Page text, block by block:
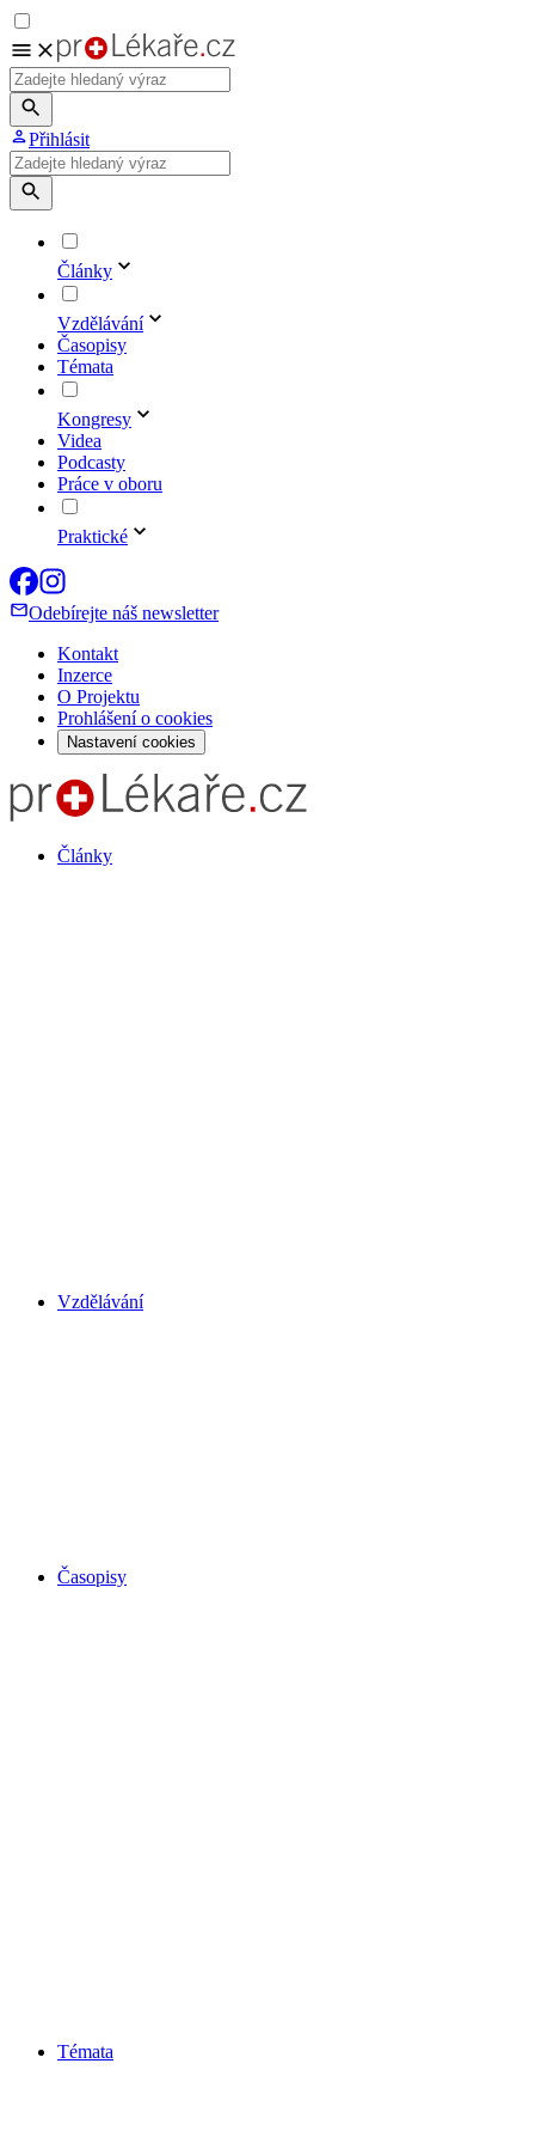
Přihlásit
Články
Vzdělávání
Časopisy
Témata
Kongresy
Videa
Podcasty
Práce v oboru
Praktické
Odebírejte náš newsletter
Kontakt
Inzerce
O Projektu
Prohlášení o cookies
Nastavení cookies
Články
Vzdělávání
Časopisy
Témata